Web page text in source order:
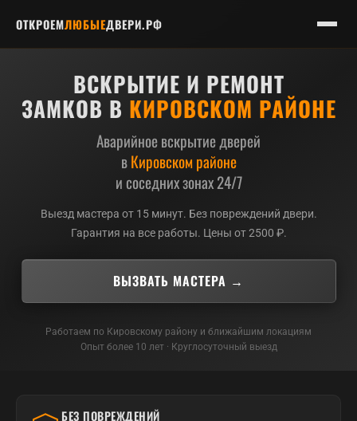
ОТКРОЕМЛЮБЫЕДВЕРИ.РФ
ВСКРЫТИЕ И РЕМОНТ
ЗАМКОВ В КИРОВСКОМ РАЙОНЕ
Аварийное вскрытие дверей
вКировском районе
и соседних зонах 24/7
Выезд мастера от 15 минут. Без повреждений двери.
Гарантия на все работы. Цены от 2500 ₽.
ВЫЗВАТЬ МАСТЕРА →
Работаем по Кировскому району и ближайшим локациям
Опыт более 10 лет · Круглосуточный выезд
БЕЗ ПОВРЕЖДЕНИЙ